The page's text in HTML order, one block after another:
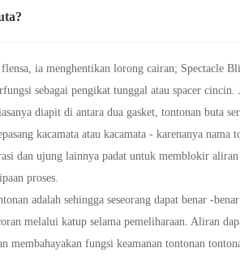
ia menghentikan lorong cairan; Spectacle
sebagai pengikat tunggal atau spacer
diapit di antara dua gasket, tontonan buta
kacamata atau kacamata - karenanya
dan ujung lainnya padat untuk memblokir
proses.
adalah sehingga seseorang dapat benar -
melalui katup selama pemeliharaan. Aliran
membahayakan fungsi keamanan tontonan